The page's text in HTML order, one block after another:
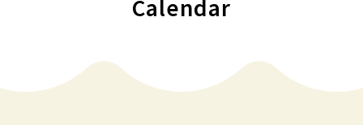
Calendar
04:00